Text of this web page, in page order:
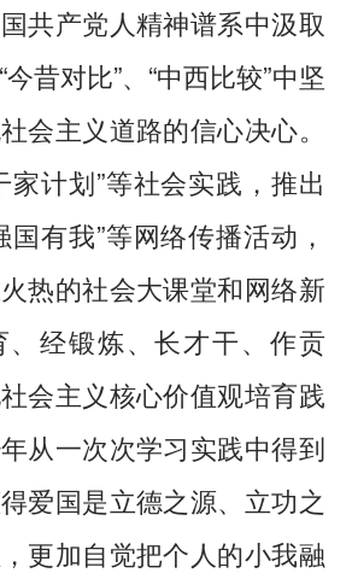
共产党人精神谱系中汲取
昔对比”、“中西比较”中坚
会主义道路的信心决心。
家计划”等社会实践，推出
国有我”等网络传播活动，
热的社会大课堂和网络新
、经锻炼、长才干、作贡
会主义核心价值观培育践
从一次次学习实践中得到
爱国是立德之源、立功之
更加自觉把个人的小我融